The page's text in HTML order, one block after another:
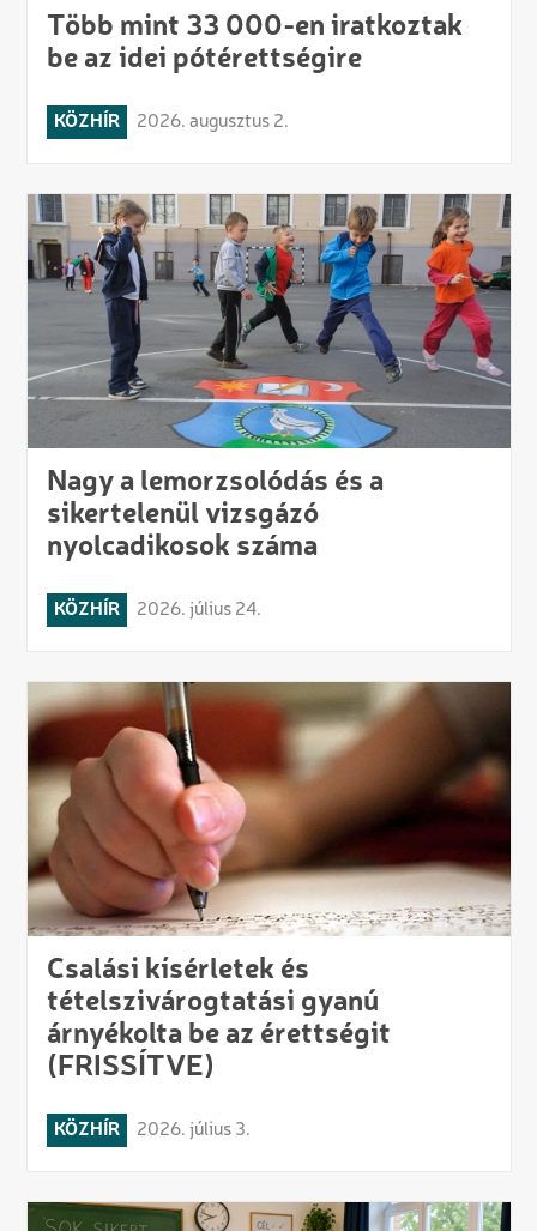
Több mint 33 000-en iratkoztak
be az idei pótérettségire
KÖZHÍR 2026. augusztus 2.
Nagy a lemorzsolódás és a
sikertelenül vizsgázó
nyolcadikosok száma
KÖZHÍR 2026. július 24.
Csalási kísérletek és
tételszivárogtatási gyanú
árnyékolta be az érettségit
(FRISSÍTVE)
KÖZHÍR 2026. július 3.